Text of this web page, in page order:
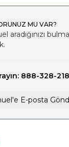
MU VAR?
aradığınızı
888-328-
E-posta